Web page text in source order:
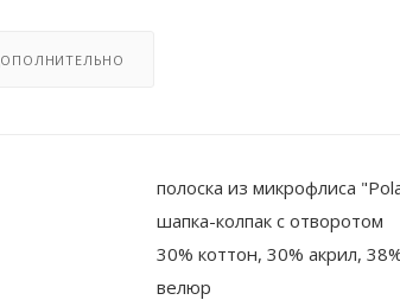
полоска из микрофлиса
шапка-колпак с отворотом
30% коттон, 30% акрил,
велюр